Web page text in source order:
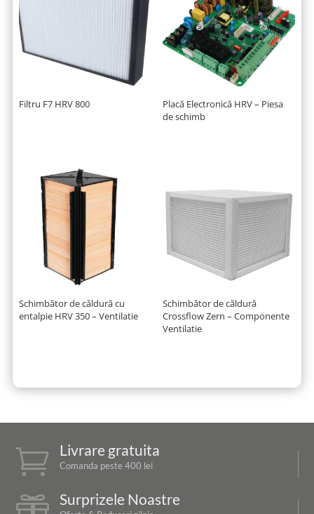
Filtru F7 HRV 800
Placă Electronică HRV – Piesa
de schimb
Schimbător de căldură cu
entalpie HRV 350 – Ventilatie
Schimbător de căldură
Crossflow Zern – Componente
Ventilatie
 Livrare gratuita
Comanda peste 400 lei
Surprizele Noastre